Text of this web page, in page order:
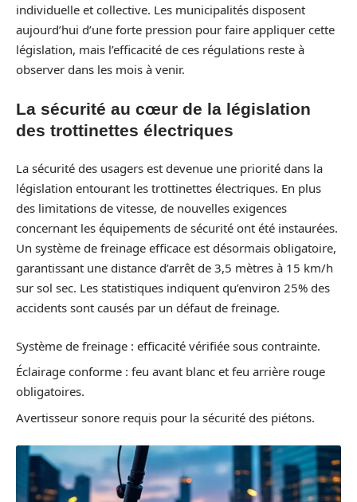
individuelle et collective. Les municipalités disposent
aujourd’hui d’une forte pression pour faire appliquer cette
législation, mais l’efficacité de ces régulations reste à
observer dans les mois à venir.
La sécurité au cœur de la législation
des trottinettes électriques
La sécurité des usagers est devenue une priorité dans la
législation entourant les trottinettes électriques. En plus
des limitations de vitesse, de nouvelles exigences
concernant les équipements de sécurité ont été instaurées.
Un système de freinage efficace est désormais obligatoire,
garantissant une distance d’arrêt de 3,5 mètres à 15 km/h
sur sol sec. Les statistiques indiquent qu’environ 25% des
accidents sont causés par un défaut de freinage.
Système de freinage : efficacité vérifiée sous contrainte.
Éclairage conforme : feu avant blanc et feu arrière rouge
obligatoires.
Avertisseur sonore requis pour la sécurité des piétons.